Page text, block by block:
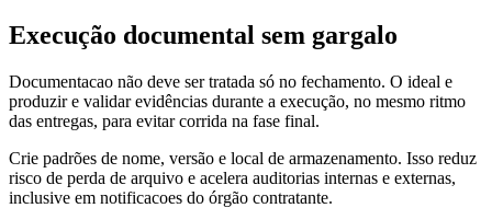
Execução documental sem gargalo
Documentacao não deve ser tratada só no fechamento. O ideal e
produzir e validar evidências durante a execução, no mesmo ritmo
das entregas, para evitar corrida na fase final.
Crie padrões de nome, versão e local de armazenamento. Isso reduz
risco de perda de arquivo e acelera auditorias internas e externas,
inclusive em notificacoes do órgão contratante.